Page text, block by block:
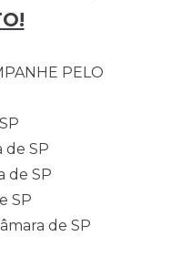
PELO
de SP
de SP
SP
de SP